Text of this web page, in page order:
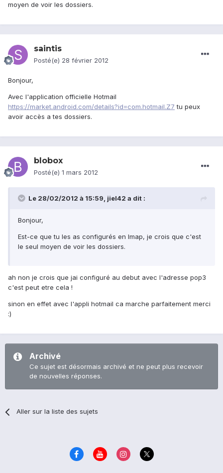
moyen de voir les dossiers.
saintis
Posté(e) 28 février 2012
Bonjour,
Avec l'application officielle Hotmail
https://market.android.com/details?id=com.hotmail.Z7 tu peux
avoir accès a tes dossiers.
blobox
Posté(e) 1 mars 2012
Le 28/02/2012 à 15:59, jiel42 a dit :
Bonjour,
Est-ce que tu les as configurés en Imap, je crois que c'est
le seul moyen de voir les dossiers.
ah non je crois que jai configuré au debut avec l'adresse pop3
c'est peut etre cela !
sinon en effet avec l'appli hotmail ca marche parfaitement merci
:)
Archivé
Ce sujet est désormais archivé et ne peut plus recevoir
de nouvelles réponses.
Aller sur la liste des sujets